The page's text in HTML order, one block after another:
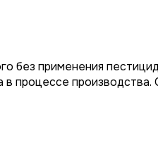
без применения
процессе